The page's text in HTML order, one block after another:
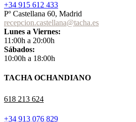
+34 915 612 433
Pº Castellana 60, Madrid
recepcion.castellana@tacha.es
Lunes a Viernes:
11:00h a 20:00h
Sábados:
10:00h a 18:00h
TACHA OCHANDIANO
618 213 624
+34 913 076 829